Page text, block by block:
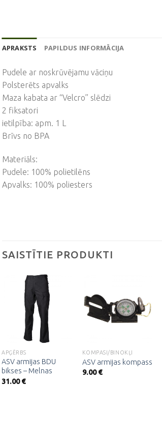
APRAKSTS PAPILDUS INFORMĀCIJA
Pudele ar noskrūvējamu vāciņu
Polsterēts apvalks
Maza kabata ar “Velcro” slēdzi
2 fiksatori
ietilpība: apm. 1 L
Brīvs no BPA
Materiāls:
Pudele: 100% polietilēns
Apvalks: 100% poliesters
SAISTĪTIE PRODUKTI
Pievienot
vēlmju
sarakstam
APĢĒRBS
ASV armijas BDU
bikses – Melnas
31.00€
Pievienot
KOMPASI/BINOKĻI
ASV armijas kompass
9.00€